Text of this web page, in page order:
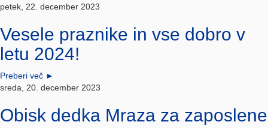
petek, 22. december 2023
Vesele praznike in vse dobro v
letu 2024!
Preberi več ►
sreda, 20. december 2023
Obisk dedka Mraza za zaposlene